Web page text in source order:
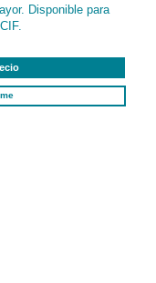
Disponible para